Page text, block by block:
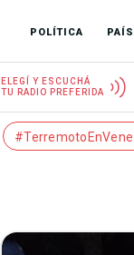
POLÍTICA PAÍS
ELEGÍ Y ESCUCHÁ
TU RADIO PREFERIDA